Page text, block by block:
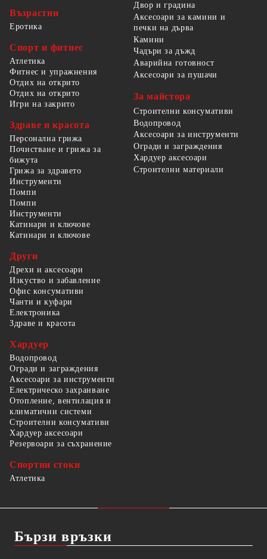
Възрастни
Еротика
Спорт и фитнес
Атлетика
Фитнес и упражнения
Отдих на открито
Отдих на открито
Игри на закрито
Здраве и красота
Персонална грижа
Почистване и грижа за
бижута
Грижа за здравето
Двор и градина
Аксесоари за камини и
печки на дърва
Камини
Чадъри за дъжд
Аварийна готовност
Аксесоари за пушачи
За майстора
Строителни консумативи
Водопровод
Аксесоари за инструменти
Огради и заграждения
Хардуер аксесоари
Строителни материали
Инструменти
Помпи
Помпи
Инструменти
Катинари и ключове
Катинари и ключове
Други
Дрехи и аксесоари
Изкуство и забавление
Офис консумативи
Чанти и куфари
Електроника
Здраве и красота
Хардуер
Водопровод
Огради и заграждения
Аксесоари за инструменти
Електрическо захранване
Отопление, вентилация и
климатични системи
Строителни консумативи
Хардуер аксесоари
Резервоари за съхранение
Спортни стоки
Атлетика
Бързи връзки